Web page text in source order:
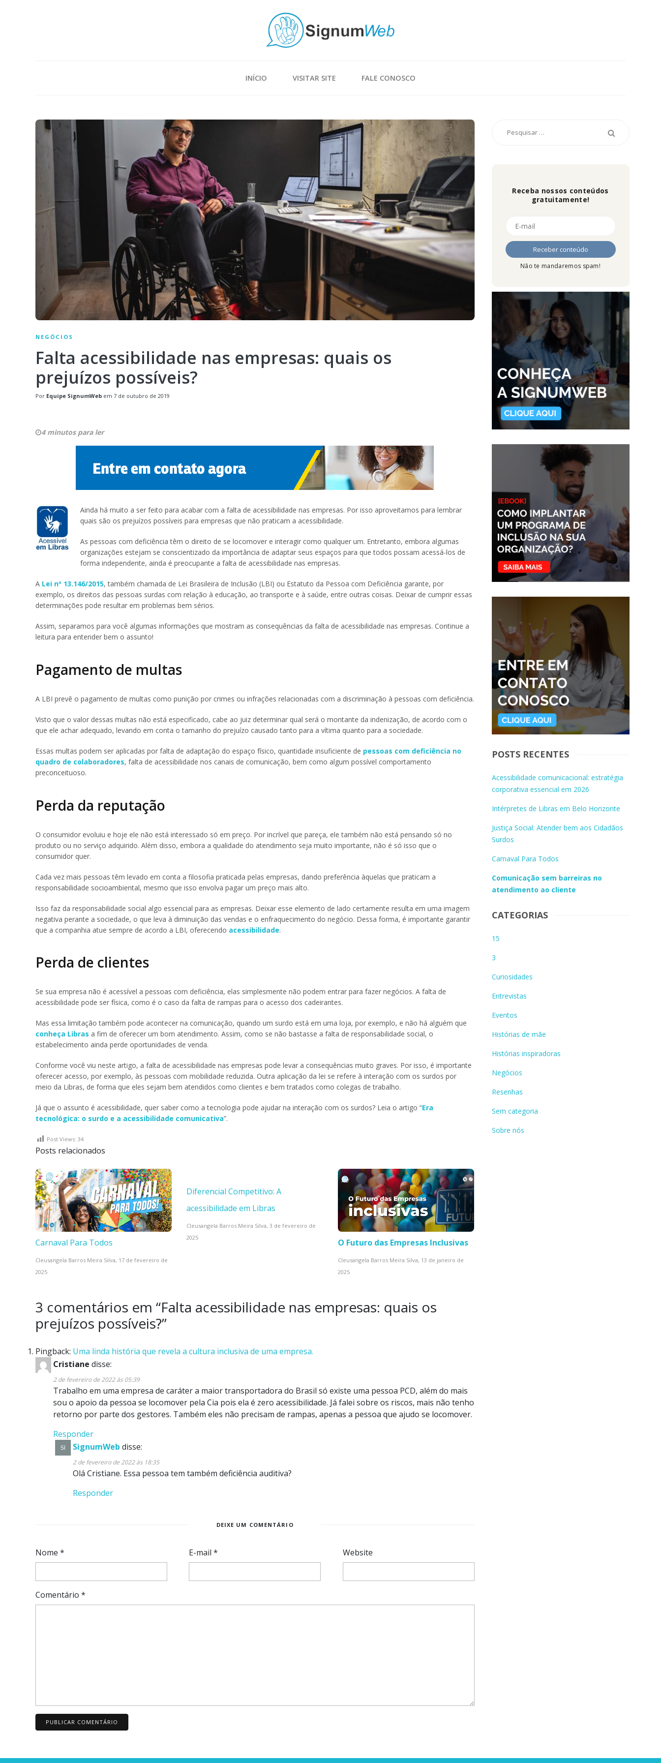
INÍCIO VISITAR SITE FALE CONOSCO
NEGÓCIOS
Falta acessibilidade nas empresas: quais os
prejuízos possíveis?
Por Equipe SignumWeb em 7 de outubro de 2019
4 minutos para ler
Ainda há muito a ser feito para acabar com a falta de acessibilidade nas empresas. Por isso aproveitamos para lembrar
quais são os prejuízos possíveis para empresas que não praticam a acessibilidade.
As pessoas com deficiência têm o direito de se locomover e interagir como qualquer um. Entretanto, embora algumas
organizações estejam se conscientizado da importância de adaptar seus espaços para que todos possam acessá-los de
forma independente, ainda é preocupante a falta de acessibilidade nas empresas.
A Lei nº 13.146/2015, também chamada de Lei Brasileira de Inclusão (LBI) ou Estatuto da Pessoa com Deficiência garante, por
exemplo, os direitos das pessoas surdas com relação à educação, ao transporte e à saúde, entre outras coisas. Deixar de cumprir essas
determinações pode resultar em problemas bem sérios.
Assim, separamos para você algumas informações que mostram as consequências da falta de acessibilidade nas empresas. Continue a
leitura para entender bem o assunto!
Pagamento de multas
A LBI prevê o pagamento de multas como punição por crimes ou infrações relacionadas com a discriminação à pessoas com deficiência.
Visto que o valor dessas multas não está especificado, cabe ao juiz determinar qual será o montante da indenização, de acordo com o
que ele achar adequado, levando em conta o tamanho do prejuízo causado tanto para a vítima quanto para a sociedade.
Essas multas podem ser aplicadas por falta de adaptação do espaço físico, quantidade insuficiente de pessoas com deficiência no
quadro de colaboradores, falta de acessibilidade nos canais de comunicação, bem como algum possível comportamento
preconceituoso.
Perda da reputação
O consumidor evoluiu e hoje ele não está interessado só em preço. Por incrível que pareça, ele também não está pensando só no
produto ou no serviço adquirido. Além disso, embora a qualidade do atendimento seja muito importante, não é só isso que o
consumidor quer.
Cada vez mais pessoas têm levado em conta a filosofia praticada pelas empresas, dando preferência àquelas que praticam a
responsabilidade socioambiental, mesmo que isso envolva pagar um preço mais alto.
Isso faz da responsabilidade social algo essencial para as empresas. Deixar esse elemento de lado certamente resulta em uma imagem
negativa perante a sociedade, o que leva à diminuição das vendas e o enfraquecimento do negócio. Dessa forma, é importante garantir
que a companhia atue sempre de acordo a LBI, oferecendo acessibilidade.
Perda de clientes
Se sua empresa não é acessível a pessoas com deficiência, elas simplesmente não podem entrar para fazer negócios. A falta de
acessibilidade pode ser física, como é o caso da falta de rampas para o acesso dos cadeirantes.
Mas essa limitação também pode acontecer na comunicação, quando um surdo está em uma loja, por exemplo, e não há alguém que
conheça Libras a fim de oferecer um bom atendimento. Assim, como se não bastasse a falta de responsabilidade social, o
estabelecimento ainda perde oportunidades de venda.
Conforme você viu neste artigo, a falta de acessibilidade nas empresas pode levar a consequências muito graves. Por isso, é importante
oferecer acesso, por exemplo, às pessoas com mobilidade reduzida. Outra aplicação da lei se refere à interação com os surdos por
meio da Libras, de forma que eles sejam bem atendidos como clientes e bem tratados como colegas de trabalho.
Já que o assunto é acessibilidade, quer saber como a tecnologia pode ajudar na interação com os surdos? Leia o artigo “Era
tecnológica: o surdo e a acessibilidade comunicativa”.
Post Views: 34
Posts relacionados
Carnaval Para Todos
Cleusangela Barros Meira Silva, 17 de fevereiro de
2025
Diferencial Competitivo: A
acessibilidade em Libras
Cleusangela Barros Meira Silva,3 de fevereiro de
2025
O Futuro das Empresas Inclusivas
Cleusangela Barros Meira Silva, 13 de janeiro de
2025
3 comentários em “Falta acessibilidade nas empresas: quais os
prejuízos possíveis?”
Pingback: Uma linda história que revela a cultura inclusiva de uma empresa.
Cristiane disse:
2 de fevereiro de 2022 às 05:39
Trabalho em uma empresa de caráter a maior transportadora do Brasil só existe uma pessoa PCD, além do mais
sou o apoio da pessoa se locomover pela Cia pois ela é zero acessibilidade. Já falei sobre os riscos, mais não tenho
retorno por parte dos gestores. Também eles não precisam de rampas, apenas a pessoa que ajudo se locomover.
Responder
SignumWeb disse:
2 de fevereiro de 2022 às 18:35
Olá Cristiane. Essa pessoa tem também deficiência auditiva?
Responder
DEIXE UM COMENTÁRIO
Nome * E-mail* Website
Comentário *
Receba nossos conteúdos
gratuitamente!
Não te mandaremos spam!
POSTS RECENTES
Acessibilidade comunicacional: estratégia
corporativa essencial em 2026
Intérpretes de Libras em Belo Horizonte
Justiça Social: Atender bem aos Cidadãos
Surdos
Carnaval Para Todos
Comunicação sem barreiras no
atendimento ao cliente
CATEGORIAS
15
3
Curiosidades
Entrevistas
Eventos
Histórias de mãe
Histórias inspiradoras
Negócios
Resenhas
Sem categoria
Sobre nós